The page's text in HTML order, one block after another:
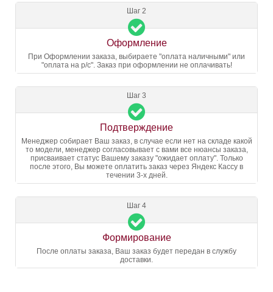
Шаг 2
Оформление
При Оформлении заказа, выбираете "оплата наличными" или
"оплата на р/с". Заказ при оформлении не оплачивать!
Шаг 3
Подтверждение
Менеджер собирает Ваш заказ, в случае если нет на складе какой
то модели, менеджер согласовывает с вами все нюансы заказа,
присваивает статус Вашему заказу "ожидает оплату". Только
после этого, Вы можете оплатить заказ через Яндекс Кассу в
течении 3-х дней.
Шаг 4
Формирование
После оплаты заказа, Ваш заказ будет передан в службу
доставки.